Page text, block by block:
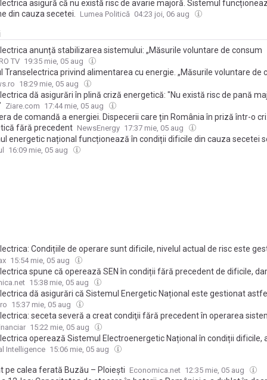
asigură că nu există risc de avarie majoră. Sistemul
din cauza secetei.
Lumea Politică 04:23 joi, 06 aug
anunță stabilizarea sistemului: „Măsurile voluntare de consum
şi-au demonstrat deja eficienţa”
TV 19:35 mie, 05 aug
Transelectrica privind alimentarea cu energie. „Măsurile voluntare de
și-au demonstrat eficiența”
18:29 mie, 05 aug
dă asigurări în plină criză energetică: "Nu există risc de pană
Ziare.com 17:44 mie, 05 aug
de comandă a energiei. Dispecerii care țin România în priză într-o
fără precedent NewsEnergy 17:37 mie, 05 aug
energetic național funcționează în condiții dificile din cauza secetei
risc de avarie majoră, spune Transelectrica
16:09 mie, 05 aug
Condițiile de operare sunt dificile, nivelul actual de risc este
evita o avarie majoră. Operatorul național face apel la menținerea
15:54 mie, 05 aug
spune că operează SEN în condiții fără precedent de dificile,
să evite avarii majore
15:38 mie, 05 aug
dă asigurări că Sistemul Energetic Național este gestionat
riscul unei avarii majore
15:37 mie, 05 aug
seceta severă a creat condiţii fără precedent în operarea
dar riscul unei avarii majore este gestionat
15:22 mie, 05 aug
operează Sistemul Electroenergetic Național în condiții dificile,
menținerea siguranței în funcționare
Intelligence 15:06 mie, 05 aug
pe calea ferată Buzău – Ploiești Economica.net 12:35 mie, 05 aug